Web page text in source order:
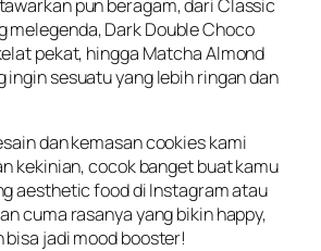
tawarkanpunberagam,dariClassic
melegenda, Dark Double Choco
pekat, hingga Matcha Almond
inginsesuatuyanglebihringandan
dankemasancookies kami
kekinian,cocokbangetbuatkamu
aesthetic food di Instagramatau
cuma rasanyayangbikinhappy,
bisa jadimood booster!